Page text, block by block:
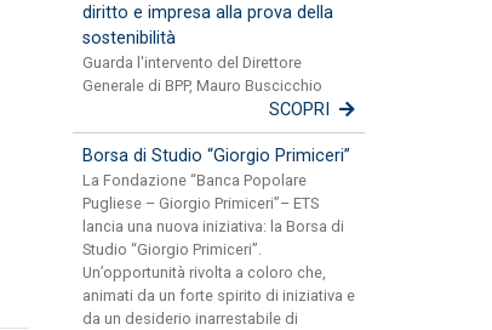
diritto e impresa alla prova della
sostenibilità
Guarda l'intervento del Direttore
Generale di BPP, Mauro Buscicchio
SCOPRI
Borsa di Studio “Giorgio Primiceri”
La Fondazione “Banca Popolare
Pugliese – Giorgio Primiceri”– ETS
lancia una nuova iniziativa: la Borsa di
Studio “Giorgio Primiceri”.
Un’opportunità rivolta a coloro che,
animati da un forte spirito di iniziativa e
da un desiderio inarrestabile di